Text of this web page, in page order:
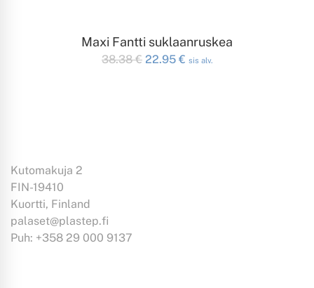
LISÄÄ OSTOSKORIIN
Maxi Fantti suklaanruskea
38.38€ Alkuperäinen
22.95 €Nykyinen
sis alv.
Kutomakuja 2
FIN-19410
Kuortti, Finland
palaset@plastep.fi
Puh: +358 29 000 9137